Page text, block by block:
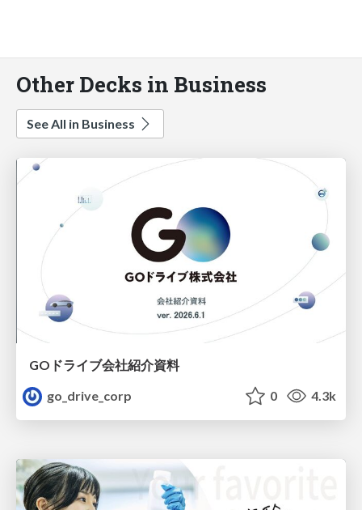
Other Decks in Business
See All in Business
GOドライブ会社紹介資料
go_drive_corp
0 4.3k